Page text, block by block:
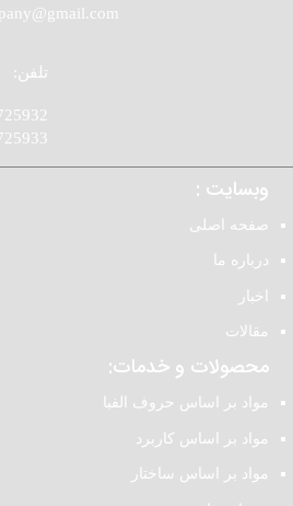
تلفن:
وبسایت :
صفحه اصلی
درباره ما
اخبار
مقالات
محصولات و خدمات:
مواد بر اساس حروف الفبا
مواد بر اساس کاربرد
مواد بر اساس ساختار